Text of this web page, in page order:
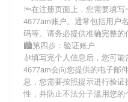
🔦在注册页面上，您需要填
4677am账户。通常包括用户
码等。请务必提供准确完整的
🏙第四步：验证账户
🎻填写完个人信息后，您可能
4677am会向您提供的电子邮
息，您需要按照提示进行验
性，并防止不法分子滥用您的